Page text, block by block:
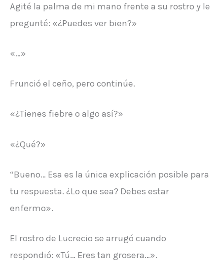
Agité la palma de mi mano frente a su rostro y le
pregunté: «¿Puedes ver bien?»
«…»
Frunció el ceño, pero continúe.
«¿Tienes fiebre o algo así?»
«¿Qué?»
“Bueno… Esa es la única explicación posible para
tu respuesta. ¿Lo que sea? Debes estar
enfermo».
El rostro de Lucrecio se arrugó cuando
respondió: «Tú… Eres tan grosera…».